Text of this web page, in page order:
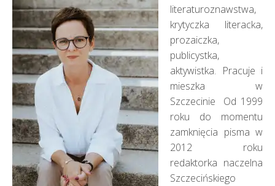
literaturoznawstwa,
krytyczka literacka,
prozaiczka,
publicystka,
aktywistka. Pracuje i
mieszka w
Szczecinie Od 1999
roku do momentu
zamknięcia pisma w
2012 roku
redaktorka naczelna
Szczecińskiego